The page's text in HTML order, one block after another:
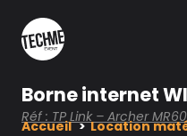
Borne internet
Réf : TP Link – Archer
Accueil Location